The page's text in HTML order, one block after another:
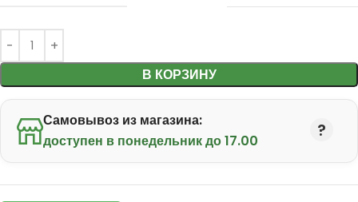
В КОРЗИНУ
Самовывоз из магазина:
доступен в понедельник до 17.00